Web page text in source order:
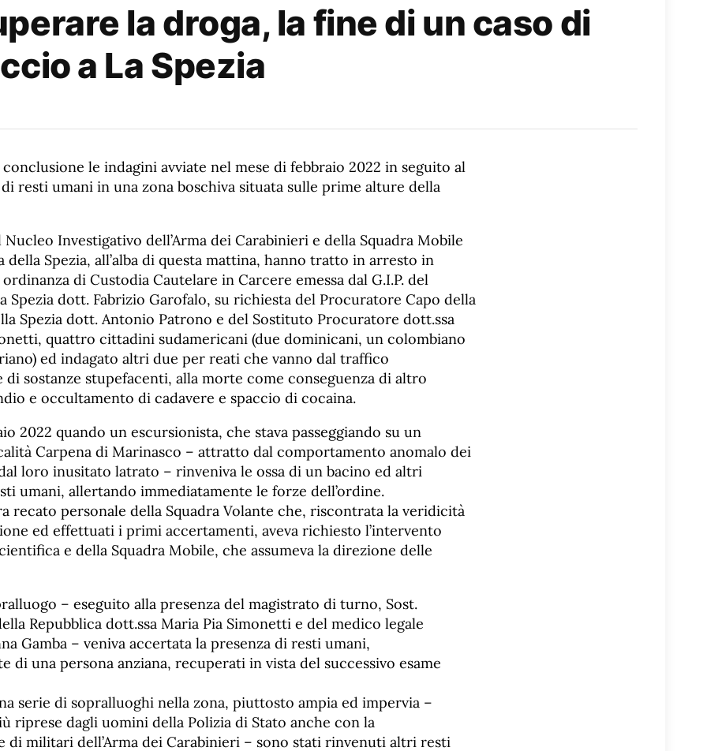
la droga, la fine di un caso di
a La Spezia
le indagini avviate nel mese di febbraio 2022 in seguito al
resti umani in una zona boschiva situata sulle prime alture della
Investigativo dell’Arma dei Carabinieri e della Squadra Mobile
della Spezia, all’alba di questa mattina, hanno tratto in arresto in
di Custodia Cautelare in Carcere emessa dal G.I.P. del
Spezia dott. Fabrizio Garofalo, su richiesta del Procuratore Capo della
Spezia dott. Antonio Patrono e del Sostituto Procuratore dott.ssa
quattro cittadini sudamericani (due dominicani, un colombiano
ed indagato altri due per reati che vanno dal traffico
di sostanze stupefacenti, alla morte come conseguenza di altro
e occultamento di cadavere e spaccio di cocaina.
2022 quando un escursionista, che stava passeggiando su un
Carpena di Marinasco – attratto dal comportamento anomalo dei
loro inusitato latrato – rinveniva le ossa di un bacino ed altri
umani, allertando immediatamente le forze dell’ordine.
recato personale della Squadra Volante che, riscontrata la veridicità
ed effettuati i primi accertamenti, aveva richiesto l’intervento
e della Squadra Mobile, che assumeva la direzione delle
– eseguito alla presenza del magistrato di turno, Sost.
Repubblica dott.ssa Maria Pia Simonetti e del medico legale
Gamba – veniva accertata la presenza di resti umani,
di una persona anziana, recuperati in vista del successivo esame
serie di sopralluoghi nella zona, piuttosto ampia ed impervia –
riprese dagli uomini della Polizia di Stato anche con la
di militari dell’Arma dei Carabinieri – sono stati rinvenuti altri resti